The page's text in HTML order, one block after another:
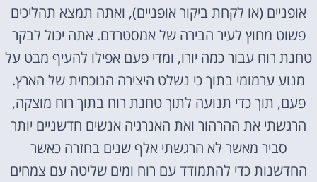
אופניים (או לקחת ביקור אופניים), ואתה תמצא תהליכים
פשוט מחוץ לעיר הבירה של אמסטרדם. אתה יכול לבקר
טחנת רוח עבור כמה יורו, ומדי פעם אפילו להעיף מבט על
מנוע ערמומי בתוך כי נשלט היצירה הנוכחית של הארץ.
פעם, תוך כדי תנועה לתוך טחנת רוח בתוך רוח מוצקה,
הרגשתי את ההרהור ואת האנרגיה אנשים חדשניים יותר
סביר מאשר לא הרגשתי אלף שנים בחזרה כאשר
החדשנות כדי להתמודד עם רוח ומים שליטה עם צמחים